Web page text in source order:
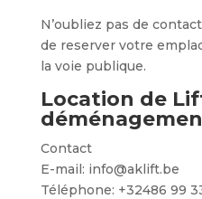
N’oubliez pas de
de reserver votre
la voie publique.
Location de
Contact
E-mail: info@aklift.be
Téléphone: +32486 99